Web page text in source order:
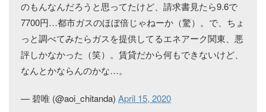
のもんなんだろうと思ってたけど、請求書見たら9.6で
7700円…都市ガスのほぼ倍じゃねーか（驚）。で、ちょ
っと調べてみたらガスを提供してるエネアーク関東、悪
評しかなかった（笑）。賃貸だから何もできないけど、
なんとかならんのかな…。
— 碧唯 (@aoi_chitanda) April 15, 2020